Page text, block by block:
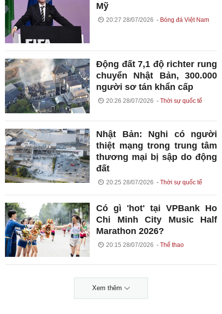
Mỹ
20:27 28/07/2026 Bóng đá Việt Nam
Động đất 7,1 độ richter rung
chuyển Nhật Bản, 300.000
người sơ tán khẩn cấp
20:26 28/07/2026 Thời sự quốc tế
Nhật Bản: Nghi có người
thiệt mạng trong trung tâm
thương mại bị sập do động
đất
20:25 28/07/2026 Thời sự quốc tế
Có gì 'hot' tại VPBank Ho
Chi Minh City Music Half
Marathon 2026?
20:15 28/07/2026 Thể thao
Xem thêm